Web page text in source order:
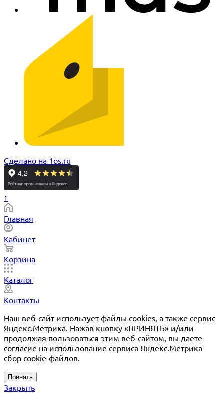
Сделано на 1os.ru
↑
Главная
Кабинет
Корзина
Каталог
Контакты
Наш веб-сайт использует файлы cookies, а также сервис
Яндекс.Метрика. Нажав кнопку «ПРИНЯТЬ» и/или
продолжая пользоваться этим веб-сайтом, вы даете
согласие на использование сервиса Яндекс.Метрика
сбор cookie-файлов.
Принять
Закрыть